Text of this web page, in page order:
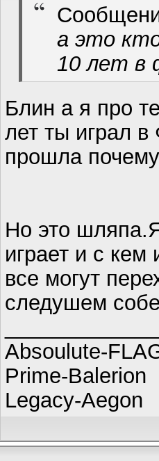
а это
10 лет в
Блин а я про
лет ты играл
прошла
Но это
играет и с
все могут
следушем
Absoulute-
Prime-Balerion
Legacy-Aegon